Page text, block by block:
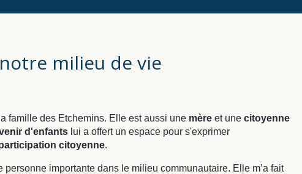
milieu de vie
famille des Etchemins. Elle est aussi une mère et une citoyenne
d'enfants lui a offert un espace pour s'exprimer
citoyenne.
personne importante dans le milieu communautaire. Elle m’a fait